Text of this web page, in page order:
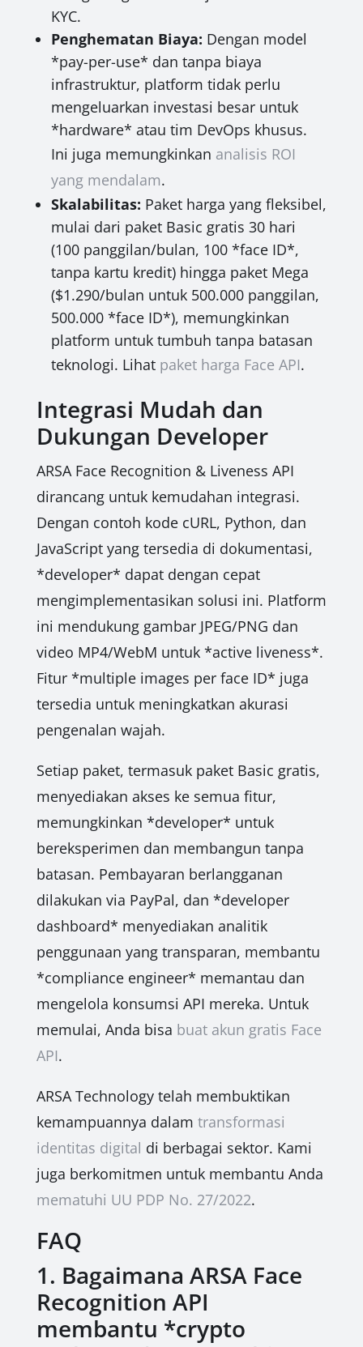
KYC.
Penghematan Biaya: Dengan model
*pay-per-use* dan tanpa biaya
infrastruktur, platform tidak perlu
mengeluarkan investasi besar untuk
*hardware* atau tim DevOps khusus.
Ini juga memungkinkan analisis ROI
yang mendalam.
Skalabilitas: Paket harga yang fleksibel,
mulai dari paket Basic gratis 30 hari
(100 panggilan/bulan, 100 *face ID*,
tanpa kartu kredit) hingga paket Mega
($1.290/bulan untuk 500.000 panggilan,
500.000 *face ID*), memungkinkan
platform untuk tumbuh tanpa batasan
teknologi. Lihat paket harga Face API.
Integrasi Mudah dan
Dukungan Developer
ARSA Face Recognition & Liveness API
dirancang untuk kemudahan integrasi.
Dengan contoh kode cURL, Python, dan
JavaScript yang tersedia di dokumentasi,
*developer* dapat dengan cepat
mengimplementasikan solusi ini. Platform
ini mendukung gambar JPEG/PNG dan
video MP4/WebM untuk *active liveness*.
Fitur *multiple images per face ID* juga
tersedia untuk meningkatkan akurasi
pengenalan wajah.
Setiap paket, termasuk paket Basic gratis,
menyediakan akses ke semua fitur,
memungkinkan *developer* untuk
bereksperimen dan membangun tanpa
batasan. Pembayaran berlangganan
dilakukan via PayPal, dan *developer
dashboard* menyediakan analitik
penggunaan yang transparan, membantu
*compliance engineer* memantau dan
mengelola konsumsi API mereka. Untuk
memulai, Anda bisa buat akun gratis Face
API.
ARSA Technology telah membuktikan
kemampuannya dalam transformasi
identitas digital di berbagai sektor. Kami
juga berkomitmen untuk membantu Anda
mematuhi UU PDP No. 27/2022.
FAQ
1. Bagaimana ARSA Face
Recognition API
membantu *crypto